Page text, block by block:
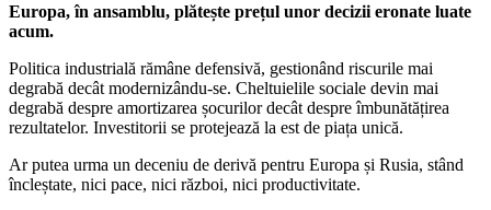
Europa, în ansamblu, plătește prețul unor decizii eronate luate
acum.
Politica industrială rămâne defensivă, gestionând riscurile mai
degrabă decât modernizându-se. Cheltuielile sociale devin mai
degrabă despre amortizarea șocurilor decât despre îmbunătățirea
rezultatelor. Investitorii se protejează la est de piața unică.
Ar putea urma un deceniu de derivă pentru Europa și Rusia, stând
încleștate, nici pace, nici război, nici productivitate.